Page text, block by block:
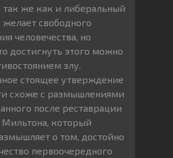
так же как и либеральный
свободного
человечества, но
достигнуть этого можно
злу.
стоящее утверждение
схоже с размышлениями
после реставрации
который
о том, достойно
первоочередного